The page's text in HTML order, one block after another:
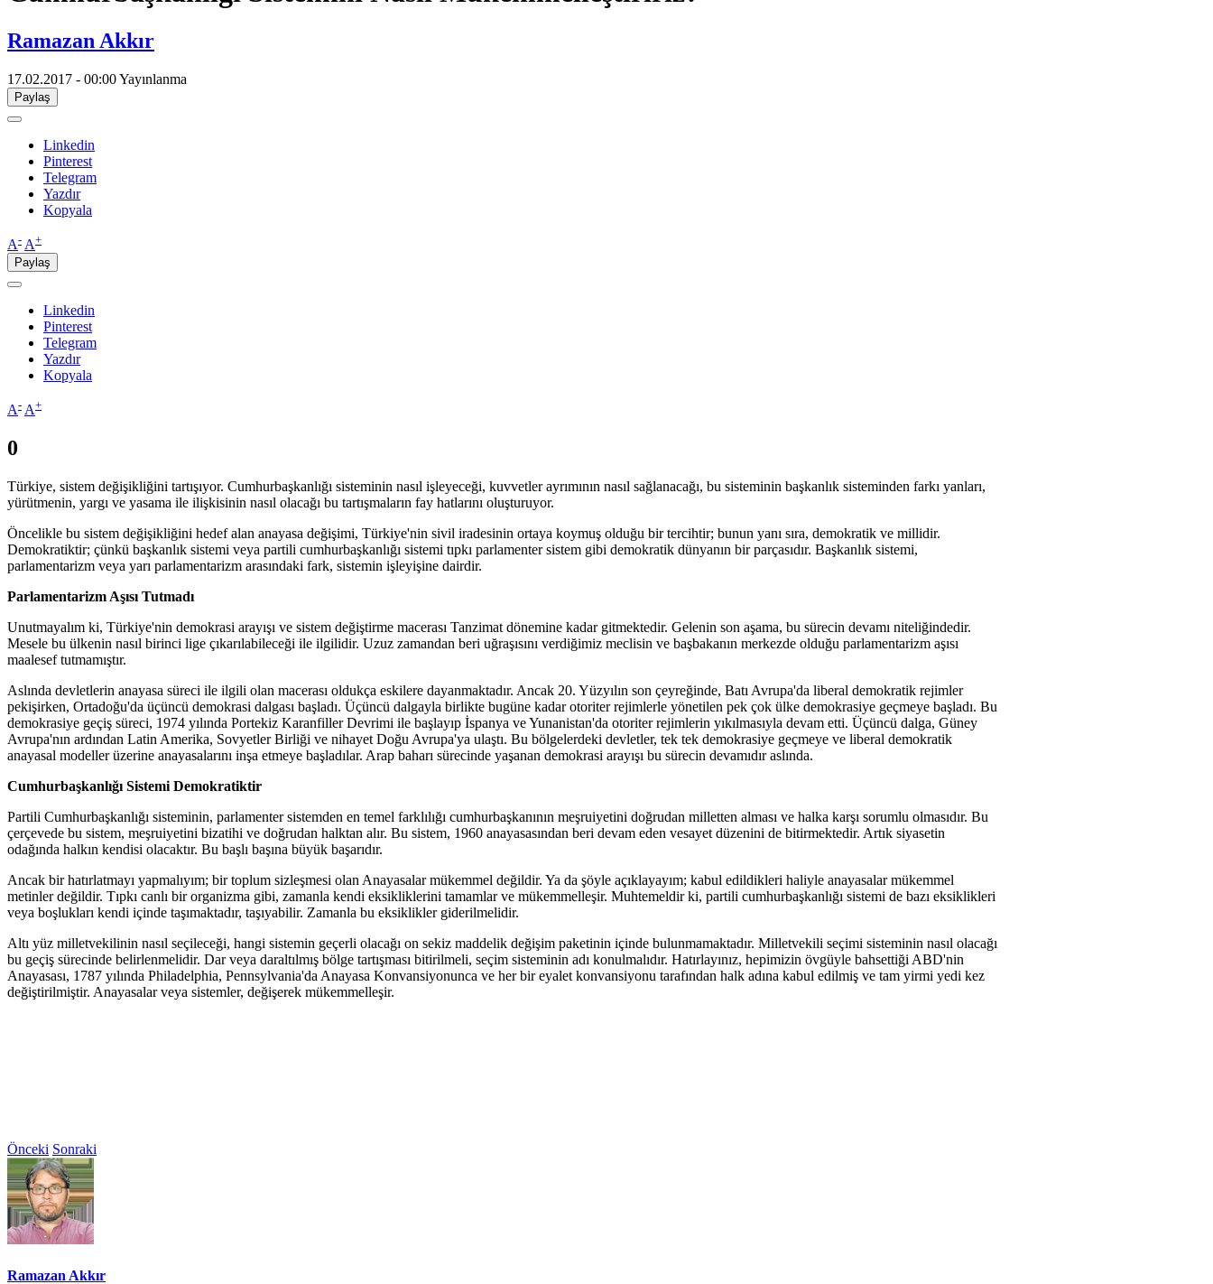
Ramazan Akkır
17.02.2017 - 00:00Yayınlanma
Paylaş
Linkedin
Pinterest
Telegram
Yazdır
Kopyala
A- A+
Paylaş
Linkedin
Pinterest
Telegram
Yazdır
Kopyala
A- A+
0
Türkiye, sistem değişikliğini tartışıyor. Cumhurbaşkanlığı sisteminin nasıl işleyeceği, kuvvetler ayrımının nasıl sağlanacağı, bu sisteminin başkanlık sisteminden farkı yanları,
yürütmenin, yargı ve yasama ile ilişkisinin nasıl olacağı bu tartışmaların fay hatlarını oluşturuyor.
Öncelikle bu sistem değişikliğini hedef alan anayasa değişimi, Türkiye'nin sivil iradesinin ortaya koymuş olduğu bir tercihtir; bunun yanı sıra, demokratik ve millidir.
Demokratiktir; çünkü başkanlık sistemi veya partili cumhurbaşkanlığı sistemi tıpkı parlamenter sistem gibi demokratik dünyanın bir parçasıdır. Başkanlık sistemi,
parlamentarizm veya yarı parlamentarizm arasındaki fark, sistemin işleyişine dairdir.
Parlamentarizm Aşısı Tutmadı
Unutmayalım ki, Türkiye'nin demokrasi arayışı ve sistem değiştirme macerası Tanzimat dönemine kadar gitmektedir. Gelenin son aşama, bu sürecin devamı niteliğindedir.
Mesele bu ülkenin nasıl birinci lige çıkarılabileceği ile ilgilidir. Uzuz zamandan beri uğraşısını verdiğimiz meclisin ve başbakanın merkezde olduğu parlamentarizm aşısı
maalesef tutmamıştır.
Aslında devletlerin anayasa süreci ile ilgili olan macerası oldukça eskilere dayanmaktadır. Ancak 20. Yüzyılın son çeyreğinde, Batı Avrupa'da liberal demokratik rejimler
pekişirken, Ortadoğu'da üçüncü demokrasi dalgası başladı. Üçüncü dalgayla birlikte bugüne kadar otoriter rejimlerle yönetilen pek çok ülke demokrasiye geçmeye başladı. Bu
demokrasiye geçiş süreci, 1974 yılında Portekiz Karanfiller Devrimi ile başlayıp İspanya ve Yunanistan'da otoriter rejimlerin yıkılmasıyla devam etti. Üçüncü dalga, Güney
Avrupa'nın ardından Latin Amerika, Sovyetler Birliği ve nihayet Doğu Avrupa'ya ulaştı. Bu bölgelerdeki devletler, tek tek demokrasiye geçmeye ve liberal demokratik
anayasal modeller üzerine anayasalarını inşa etmeye başladılar. Arap baharı sürecinde yaşanan demokrasi arayışı bu sürecin devamıdır aslında.
Cumhurbaşkanlığı Sistemi Demokratiktir
Partili Cumhurbaşkanlığı sisteminin, parlamenter sistemden en temel farklılığı cumhurbaşkanının meşruiyetini doğrudan milletten alması ve halka karşı sorumlu olmasıdır. Bu
çerçevede bu sistem, meşruiyetini bizatihi ve doğrudan halktan alır. Bu sistem, 1960 anayasasından beri devam eden vesayet düzenini de bitirmektedir. Artık siyasetin
odağında halkın kendisi olacaktır. Bu başlı başına büyük başarıdır.
Ancak bir hatırlatmayı yapmalıyım; bir toplum sizleşmesi olan Anayasalar mükemmel değildir. Ya da şöyle açıklayayım; kabul edildikleri haliyle anayasalar mükemmel
metinler değildir. Tıpkı canlı bir organizma gibi, zamanla kendi eksikliklerini tamamlar ve mükemmelleşir. Muhtemeldir ki, partili cumhurbaşkanlığı sistemi de bazı eksiklikleri
veya boşlukları kendi içinde taşımaktadır, taşıyabilir. Zamanla bu eksiklikler giderilmelidir.
Altı yüz milletvekilinin nasıl seçileceği, hangi sistemin geçerli olacağı on sekiz maddelik değişim paketinin içinde bulunmamaktadır. Milletvekili seçimi sisteminin nasıl olacağı
bu geçiş sürecinde belirlenmelidir. Dar veya daraltılmış bölge tartışması bitirilmeli, seçim sisteminin adı konulmalıdır. Hatırlayınız, hepimizin övgüyle bahsettiği ABD'nin
Anayasası, 1787 yılında Philadelphia, Pennsylvania'da Anayasa Konvansiyonunca ve her bir eyalet konvansiyonu tarafından halk adına kabul edilmiş ve tam yirmi yedi kez
değiştirilmiştir. Anayasalar veya sistemler, değişerek mükemmelleşir.
Önceki Sonraki
Ramazan Akkır